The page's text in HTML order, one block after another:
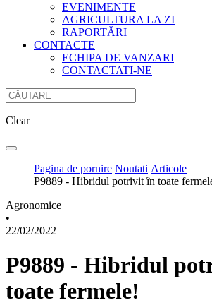
EVENIMENTE
AGRICULTURA LA ZI
RAPORTĂRI
CONTACTE
ECHIPA DE VANZARI
CONTACTATI-NE
Clear
Pagina de pornire Noutati Articole
P9889 - Hibridul potrivit în toate
Agronomice
•
22/02/2022
P9889 - Hibridul
toate fermele!